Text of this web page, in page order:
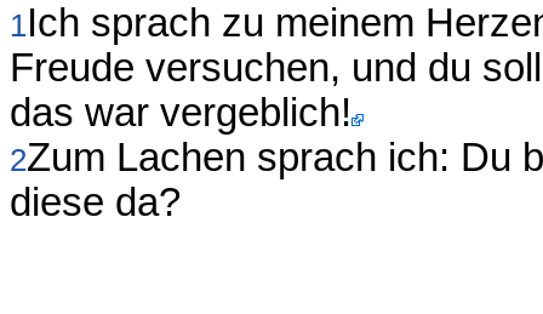
1Ich sprach zu meinem
Freude versuchen, und du
das war vergeblich!
2Zum Lachen sprach ich: Du
diese da?